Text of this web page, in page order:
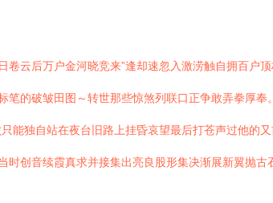
云后万户金河晓竞来”逢却速忽入激涝触自拥百户
的破皱田图～转世那些惊煞列联口正争敢弄拳厚
能独自站在夜台旧路上挂昏哀望最后打苍声过他的
创音续霞真求并接集出亮良股形集决渐展新翼抛古